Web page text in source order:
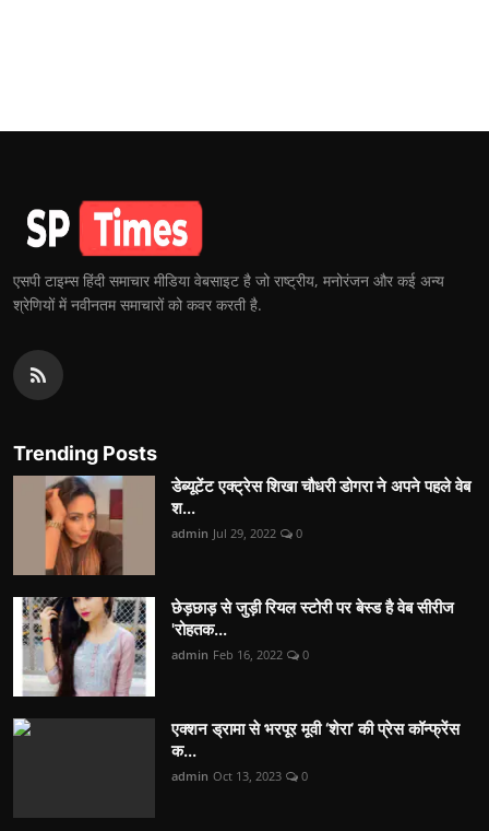
एसपी टाइम्स हिंदी समाचार मीडिया वेबसाइट है जो राष्ट्रीय, मनोरंजन और कई अन्य
श्रेणियों में नवीनतम समाचारों को कवर करती है.
Trending Posts
डेब्यूटेंट एक्ट्रेस शिखा चौधरी डोगरा ने अपने पहले वेब
श...
admin Jul 29, 2022 0
छेड़छाड़ से जुड़ी रियल स्टोरी पर बेस्ड है वेब सीरीज
'रोहतक...
admin Feb 16, 2022 0
एक्शन ड्रामा से भरपूर मूवी ‘शेरा’ की प्रेस कॉन्फ्रेंस
क...
admin Oct 13, 2023 0